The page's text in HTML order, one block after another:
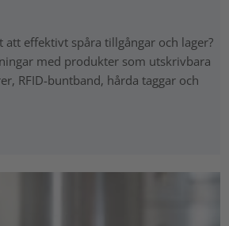
att effektivt spåra tillgångar och lager?
med produkter som utskrivbara
RFID-buntband, hårda taggar och